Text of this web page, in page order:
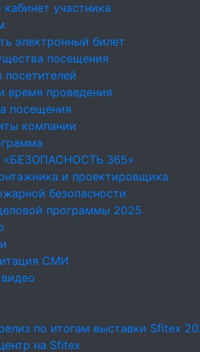
участника
электронный билет
посещения
время проведения
посещения
компании
365»
и проектировщика
безопасности
программы 2025
СМИ
по итогам выставки Sfitex
на Sfitex